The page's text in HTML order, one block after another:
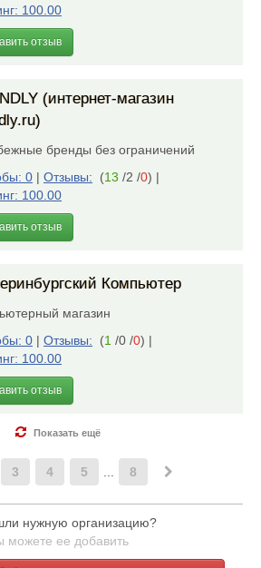
100.00
отзыв
(интернет-магазин
бренды без ограничений
0 | Отзывы: (13 /2 /0) |
100.00
отзыв
Компьютер
магазин
0 | Отзывы: (1 /0 /0) |
100.00
отзыв
Показать ещё
3 4 5 8
нужную организацию?
можете ее добавить